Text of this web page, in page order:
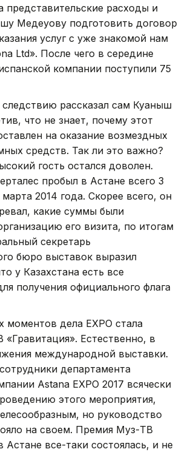
представительские расходы и
Медеуову подготовить договор
услуг с уже знакомой нам
Ltd». После чего в середине
компании поступили 75
рассказал сам Куаныш
что не знает, почему этот
на оказание возмездных
средств. Так ли это важно?
гость остался доволен.
пробыл в Астане всего 3
марта 2014 года. Скорее всего, он
какие суммы были
его визита, по итогам
секретарь
бюро выставок выразил
у Казахстана есть все
получения официального флага
моментов дела EXPO стала
Естественно, в
международной выставки.
департамента
Astana EXPO 2017 всячески
этого мероприятия,
но руководство
на своем. Премия Муз-ТВ
Астане все-таки состоялась, и не